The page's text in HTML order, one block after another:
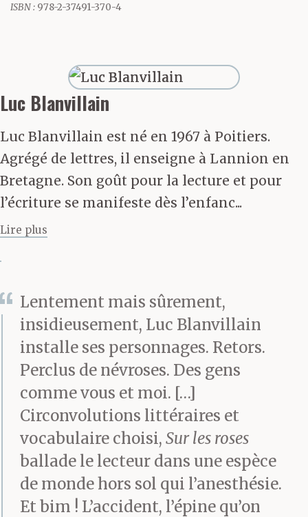
cannibalesque avec
qu’offrait la
sexagénaire, ci-devant
technicienne en
télécommunication.
Lui-même se contentait
désormais de prélever
fragments, des phrases,
des paragraphes, au
travers desquels
s’entrevoyait quelque
chose d’indéfinissable,
de nébuleux et qui
l’aidait à vivre.
ISBN : 978-2-37491-370-4
Luc Blanvillain
Luc Blanvillain est né en 1967 à Poitiers.
Agrégé de lettres, il enseigne à Lannion en
Bretagne. Son goût pour la lecture et pour
l’écriture se manifeste dès l’enfanc...
Lire plus
Lentement mais sûrement,
insidieusement, Luc Blanvillain
installe ses personnages. Retors.
Perclus de névroses. Des gens
comme vous et moi. […]
Circonvolutions littéraires et
vocabulaire choisi, Sur les roses
ballade le lecteur dans une espèce
de monde hors sol qui l’anesthésie.
Et bim ! L’accident, l’épine qu’on